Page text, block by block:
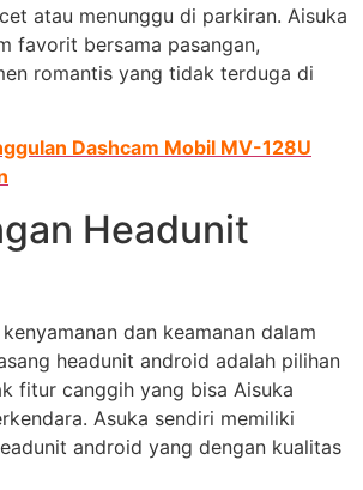
atau menunggu di parkiran. Aisuka
favorit bersama pasangan,
romantis yang tidak terduga di
Dashcam Mobil MV-128U
Headunit
dan keamanan dalam
headunit android adalah pilihan
fitur canggih yang bisa Aisuka
Asuka sendiri memiliki
android yang dengan kualitas